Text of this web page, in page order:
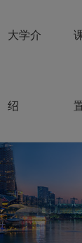
大学介
绍